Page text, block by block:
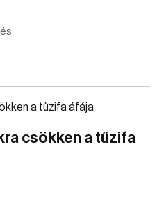
csökken a tűzifa